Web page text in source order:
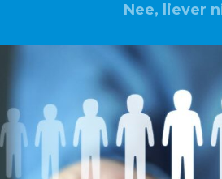
Nee, liever